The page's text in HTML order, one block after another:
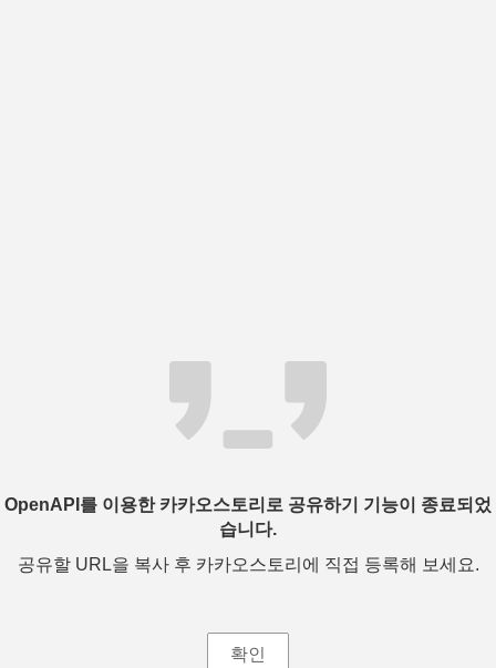
OpenAPI를 이용한 카카오스토리로 공유하기 기능이 종료되었
습니다.
공유할 URL을 복사 후 카카오스토리에 직접 등록해 보세요.
확인